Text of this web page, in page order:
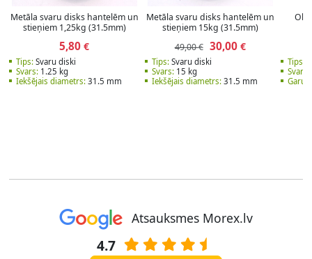
Metāla svaru disks hantelēm un
stieņiem 1,25kg (31.5mm)
5,80 €
Tips:Svaru diski
Svars:1.25 kg
Iekšējais diametrs:31.5 mm
Metāla svaru disks hantelēm un
stieņiem 15kg (31.5mm)
49,00 € 30,00€
Tips:Svaru diski
Svars:15 kg
Iekšējais diametrs:31.5 mm
Tips:
Svars:
Atsauksmes Morex.lv
4.7